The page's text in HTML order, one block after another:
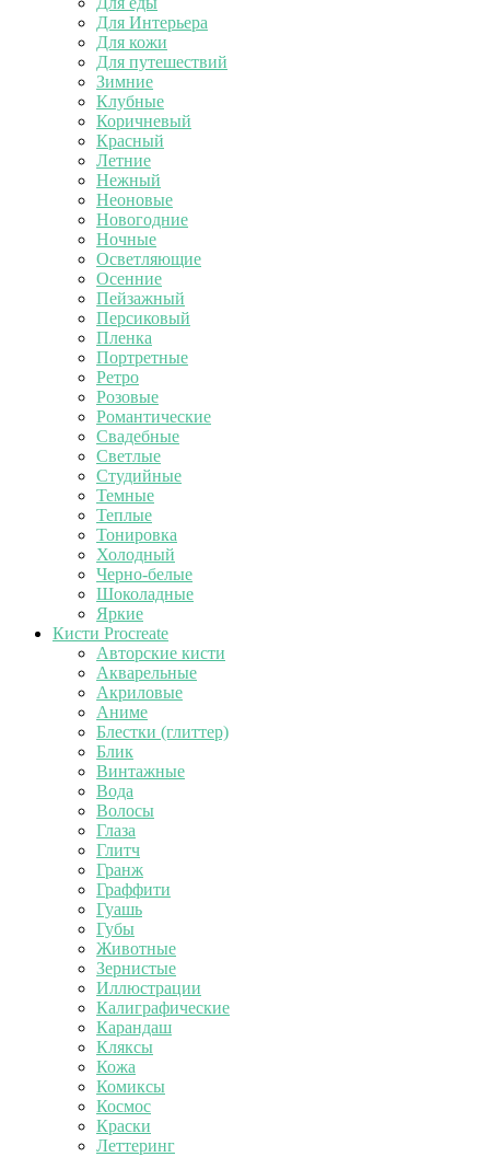
Для Интерьера
Для кожи
Для путешествий
Зимние
Клубные
Коричневый
Красный
Летние
Нежный
Неоновые
Новогодние
Ночные
Осветляющие
Осенние
Пейзажный
Персиковый
Пленка
Портретные
Ретро
Розовые
Романтические
Свадебные
Светлые
Студийные
Темные
Теплые
Тонировка
Холодный
Черно-белые
Шоколадные
Яркие
Кисти Procreate
Авторские кисти
Акварельные
Акриловые
Аниме
Блестки (глиттер)
Блик
Винтажные
Вода
Волосы
Глаза
Глитч
Гранж
Граффити
Гуашь
Губы
Животные
Зернистые
Иллюстрации
Калиграфические
Карандаш
Кляксы
Кожа
Комиксы
Космос
Краски
Леттеринг